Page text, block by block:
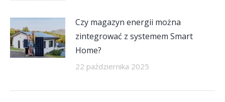
Czy magazyn energii można
zintegrować z systemem Smart
Home?
22 października 2025